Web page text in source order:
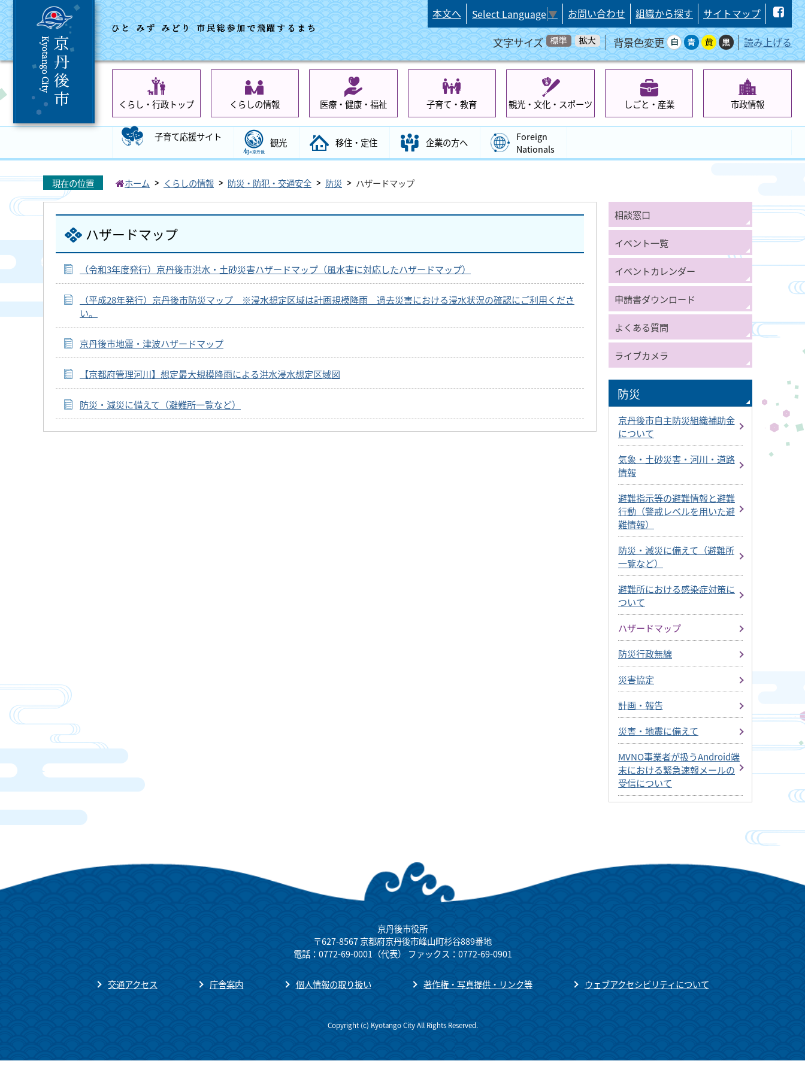
本文へ Select Language▼ お問い合わせ 組織から探す サイトマップ
文字サイズ 背景色変更 読み上げる
くらし・行政トップ くらしの情報 医療・健康・福祉 子育て・教育 観光・文化・スポーツ しごと・産業 市政情報
子育て応援サイト 観光 移住・定住 企業の方へ
Foreign
Nationals
現在の位置 ホーム くらしの情報 防災・防犯・交通安全 防災 ハザードマップ
ハザードマップ
（令和3年度発行）京丹後市洪水・土砂災害ハザードマップ（風水害に対応したハザードマップ）
（平成28年発行）京丹後市防災マップ ※浸水想定区域は計画規模降雨 過去災害における浸水状況の確認にご利用くださ
い。
京丹後市地震・津波ハザードマップ
【京都府管理河川】想定最大規模降雨による洪水浸水想定区域図
防災・減災に備えて（避難所一覧など）
相談窓口
イベント一覧
イベントカレンダー
申請書ダウンロード
よくある質問
ライブカメラ
防災
京丹後市自主防災組織補助金
について
気象・土砂災害・河川・道路
情報
避難指示等の避難情報と避難
行動（警戒レベルを用いた避
難情報）
防災・減災に備えて（避難所
一覧など）
避難所における感染症対策に
ついて
ハザードマップ
防災行政無線
災害協定
計画・報告
災害・地震に備えて
MVNO事業者が扱うAndroid端
末における緊急速報メールの
受信について
京丹後市役所
〒627-8567 京都府京丹後市峰山町杉谷889番地
電話：0772-69-0001（代表） ファックス：0772-69-0901
交通アクセス 庁舎案内 個人情報の取り扱い 著作権・写真提供・リンク等 ウェブアクセシビリティについて
Copyright (c) Kyotango City All Rights Reserved.